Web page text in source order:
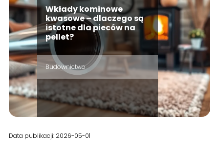
Wkłady kominowe
kwasowe – dlaczego są
istotne dla pieców na
pellet?
Budownictwo
Data publikacji: 2026-05-01